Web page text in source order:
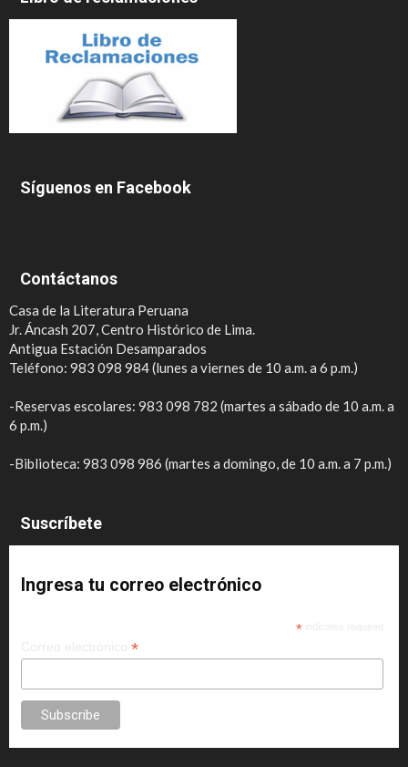
Síguenos en Facebook
Contáctanos
Casa de la Literatura Peruana
Jr. Áncash 207, Centro Histórico de Lima.
Antigua Estación Desamparados
Teléfono: 983 098 984 (lunes a viernes de 10 a.m. a 6 p.m.)
-Reservas escolares: 983 098 782 (martes a sábado de 10 a.m. a
6 p.m.)
-Biblioteca: 983 098 986 (martes a domingo, de 10 a.m. a 7 p.m.)
Suscríbete
Ingresa tu correo electrónico
*
*